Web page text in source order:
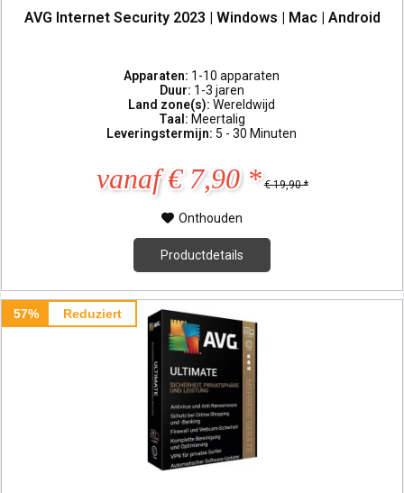
AVG Internet Security 2023 | Windows | Mac | Android
Apparaten: 1-10 apparaten
Duur: 1-3 jaren
Land zone(s):Wereldwijd
Taal: Meertalig
Leveringstermijn: 5 - 30 Minuten
vanaf € 7,90 * € 19,90 *
Onthouden
Productdetails
57% Reduziert